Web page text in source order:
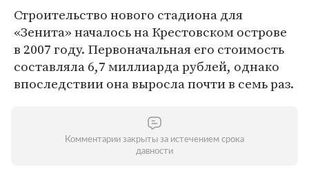
Строительство нового стадиона для
«Зенита» началось на Крестовском острове
в 2007 году. Первоначальная его стоимость
составляла 6,7 миллиарда рублей, однако
впоследствии она выросла почти в семь раз.
Комментарии закрыты за истечением срока
давности